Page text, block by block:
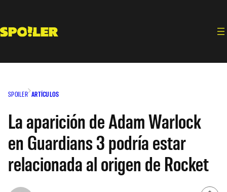
contenido
SPOILER ARTÍCULOS
La aparición de Adam Warlock
en Guardians 3 podría estar
relacionada al origen de Rocket